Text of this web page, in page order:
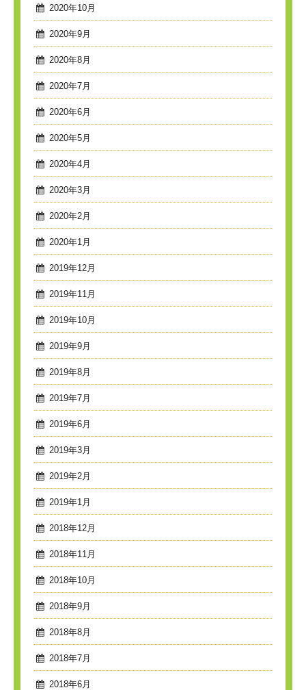
2020年10月
2020年9月
2020年8月
2020年7月
2020年6月
2020年5月
2020年4月
2020年3月
2020年2月
2020年1月
2019年12月
2019年11月
2019年10月
2019年9月
2019年8月
2019年7月
2019年6月
2019年3月
2019年2月
2019年1月
2018年12月
2018年11月
2018年10月
2018年9月
2018年8月
2018年7月
2018年6月